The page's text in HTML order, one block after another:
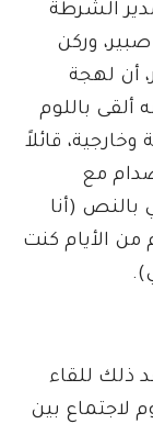
الشرطة
وركن
أن لهجة
ألقى باللوم
قائلاً
مع
(أنا
الأيام كنت
ذلك للقاء
لاجتماع بين